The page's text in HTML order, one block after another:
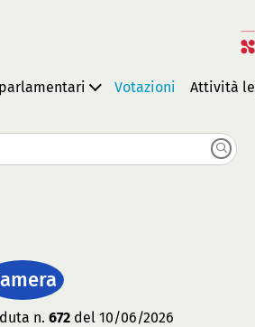
Votazioni Attività
n. 672 del 10/06/2026